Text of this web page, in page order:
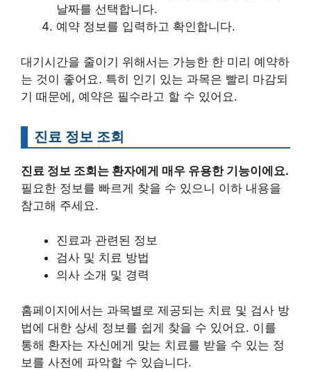
날짜를 선택합니다.
예약 정보를 입력하고 확인합니다.
대기시간을 줄이기 위해서는 가능한 한 미리 예약하
는 것이 좋어요. 특히 인기 있는 과목은 빨리 마감되
기 때문에, 예약은 필수라고 할 수 있어요.
진료 정보 조회
진료 정보 조회는 환자에게 매우 유용한 기능이에요.
필요한 정보를 빠르게 찾을 수 있으니 이하 내용을
참고해 주세요.
진료과 관련된 정보
검사 및 치료 방법
의사 소개 및 경력
홈페이지에서는 과목별로 제공되는 치료 및 검사 방
법에 대한 상세 정보를 쉽게 찾을 수 있어요. 이를
통해 환자는 자신에게 맞는 치료를 받을 수 있는 정
보를 사전에 파악할 수 있습니다.